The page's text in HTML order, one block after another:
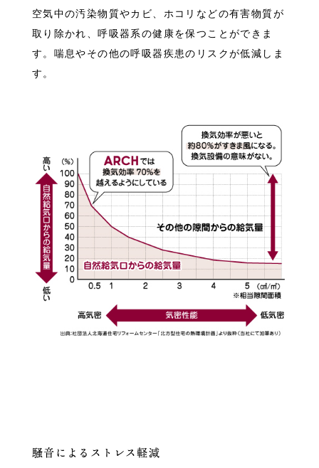
空気中の汚染物質やカビ、ホコリなどの有害物質が
取り除かれ、呼吸器系の健康を保つことができま
す。喘息やその他の呼吸器疾患のリスクが低減しま
す。
騒音によるストレス軽減